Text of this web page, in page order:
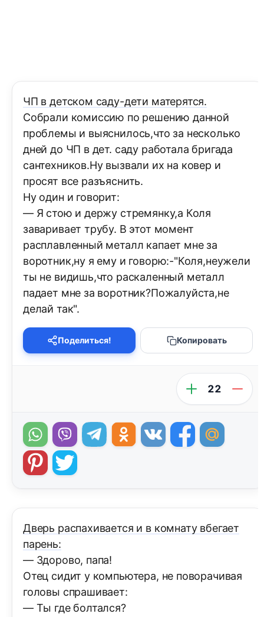
ЧП в детском саду-дети матерятся.
Собрали комиссию по решению данной
проблемы и выяснилось,что за несколько
дней до ЧП в дет. саду работала бригада
сантехников.Ну вызвали их на ковер и
просят все разъяснить.
Ну один и говорит:
— Я стою и держу стремянку,а Коля
заваривает трубу. В этот момент
расплавленный металл капает мне за
воротник,ну я ему и говорю:-"Коля,неужели
ты не видишь,что раскаленный металл
падает мне за воротник?Пожалуйста,не
делай так".
Поделиться! Копировать
22
Дверь распахивается и в комнату вбегает
парень:
— Здорово, папа!
Отец сидит у компьютера, не поворачивая
головы спрашивает:
— Ты где болтался?